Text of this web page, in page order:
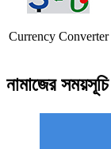
Currency Converter
নামাজের সময়সূচি